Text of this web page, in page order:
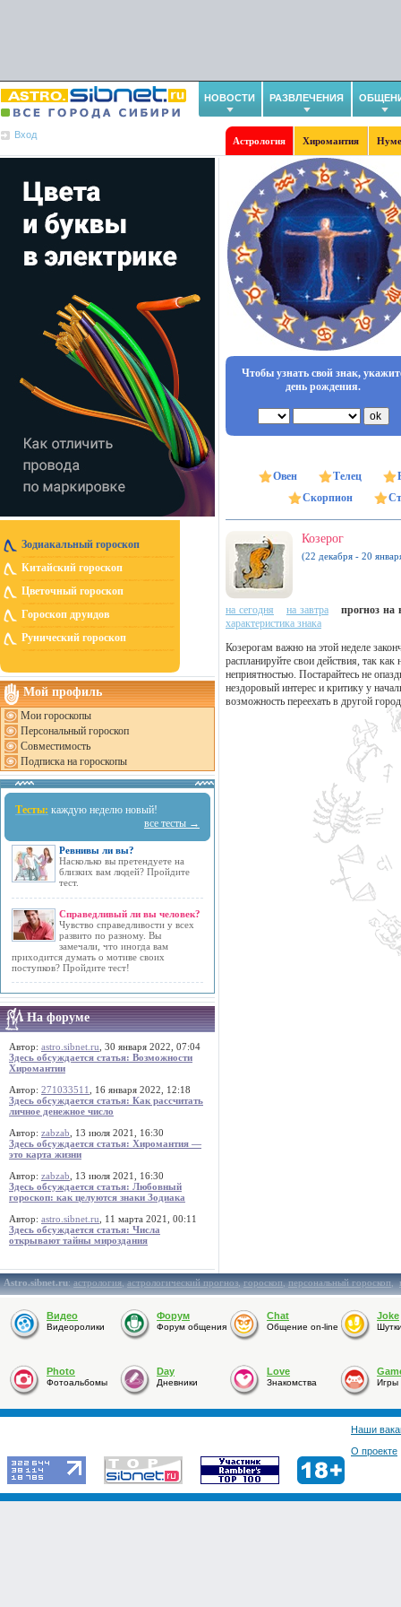
НОВОСТИ РАЗВЛЕЧЕНИЯ
Вход
Астрология Хиромантия
Зодиакальный гороскоп
Китайский гороскоп
Цветочный гороскоп
Гороскоп друидов
Рунический гороскоп
Мой профиль
Мои гороскопы
Персональный гороскоп
Совместимость
Подписка на гороскопы
Тесты: каждую неделю новый!
все тесты →
Ревнивы ли вы?
Насколько вы претендуете на
близких вам людей? Пройдите
тест.
Справедливый ли вы человек?
Чувство справедливости у всех
развито по разному. Вы
замечали, что иногда вам
приходится думать о мотиве своих
поступков? Пройдите тест!
На форуме
Автор: astro.sibnet.ru , 30 января 2022, 07:04
Здесь обсуждается статья: Возможности
Хиромантии
Автор: 271033511
, 16 января 2022, 12:18
Здесь обсуждается статья: Как рассчитать
личное денежное число
Автор: zabzab , 13 июля 2021, 16:30
Здесь обсуждается статья: Хиромантия —
это карта жизни
Автор: zabzab , 13 июля 2021, 16:30
Здесь обсуждается статья: Любовный
гороскоп: как целуются знаки Зодиака
Автор: astro.sibnet.ru , 11 марта 2021, 00:11
Здесь обсуждается статья: Числа
открывают тайны мироздания
Чтобы узнать свой знак,
день рождения.
Овен Телец
Скорпион
Козерог
(22 декабря - 20
на сегодня на завтра
прогноз на
характеристика знака
Козерогам важно на этой неделе
распланируйте свои действия, так
неприятностью. Постарайтесь не
нездоровый интерес и критику у
возможность переехать в другой
Astro.sibnet.ru:астрология,астрологический прогноз,гороскоп,персональный гороскоп,
Видео
Видеоролики
Форум
Форум общения
Chat
Общение on-line
Joke
Photo
Фотоальбомы
Day
Дневники
Love
Знакомства Игры
Наши
О проекте